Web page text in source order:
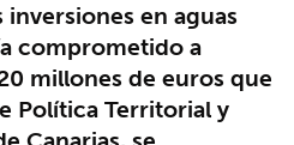
en aguas
comprometido a
millones de euros que
Política Territorial y